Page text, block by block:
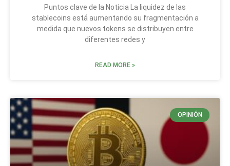
Puntos clave de la Noticia La liquidez de las
stablecoins está aumentando su fragmentación a
medida que nuevos tokens se distribuyen entre
diferentes redes y
READ MORE »
OPINIÓN